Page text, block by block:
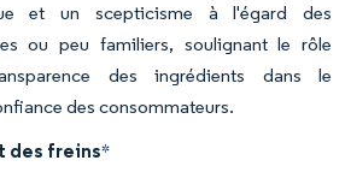
et un scepticisme à l'égard des
ou peu familiers, soulignant le rôle
des ingrédients dans le
des consommateurs.
des freins*